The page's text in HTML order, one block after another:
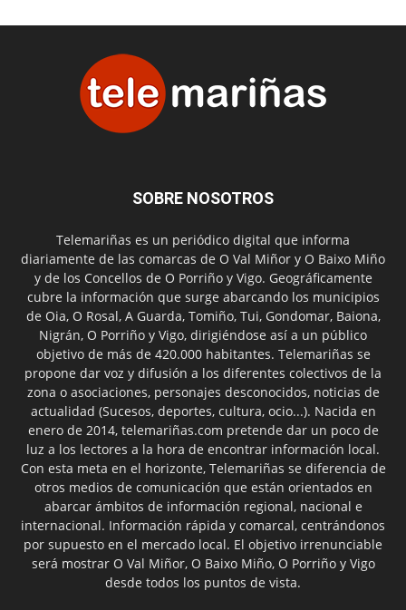
SOBRE NOSOTROS
Telemariñas es un periódico digital que informa
diariamente de las comarcas de O Val Miñor y O Baixo Miño
y de los Concellos de O Porriño y Vigo. Geográficamente
cubre la información que surge abarcando los municipios
de Oia, O Rosal, A Guarda, Tomiño, Tui, Gondomar, Baiona,
Nigrán, O Porriño y Vigo, dirigiéndose así a un público
objetivo de más de 420.000 habitantes. Telemariñas se
propone dar voz y difusión a los diferentes colectivos de la
zona o asociaciones, personajes desconocidos, noticias de
actualidad (Sucesos, deportes, cultura, ocio...). Nacida en
enero de 2014, telemariñas.com pretende dar un poco de
luz a los lectores a la hora de encontrar información local.
Con esta meta en el horizonte, Telemariñas se diferencia de
otros medios de comunicación que están orientados en
abarcar ámbitos de información regional, nacional e
internacional. Información rápida y comarcal, centrándonos
por supuesto en el mercado local. El objetivo irrenunciable
será mostrar O Val Miñor, O Baixo Miño, O Porriño y Vigo
desde todos los puntos de vista.